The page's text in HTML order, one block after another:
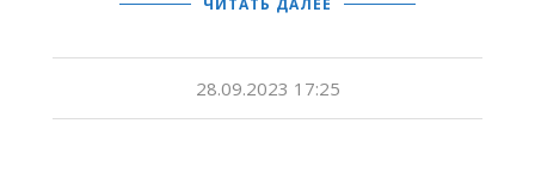
ЧИТАТЬ ДАЛЕЕ
28.09.2023 17:25